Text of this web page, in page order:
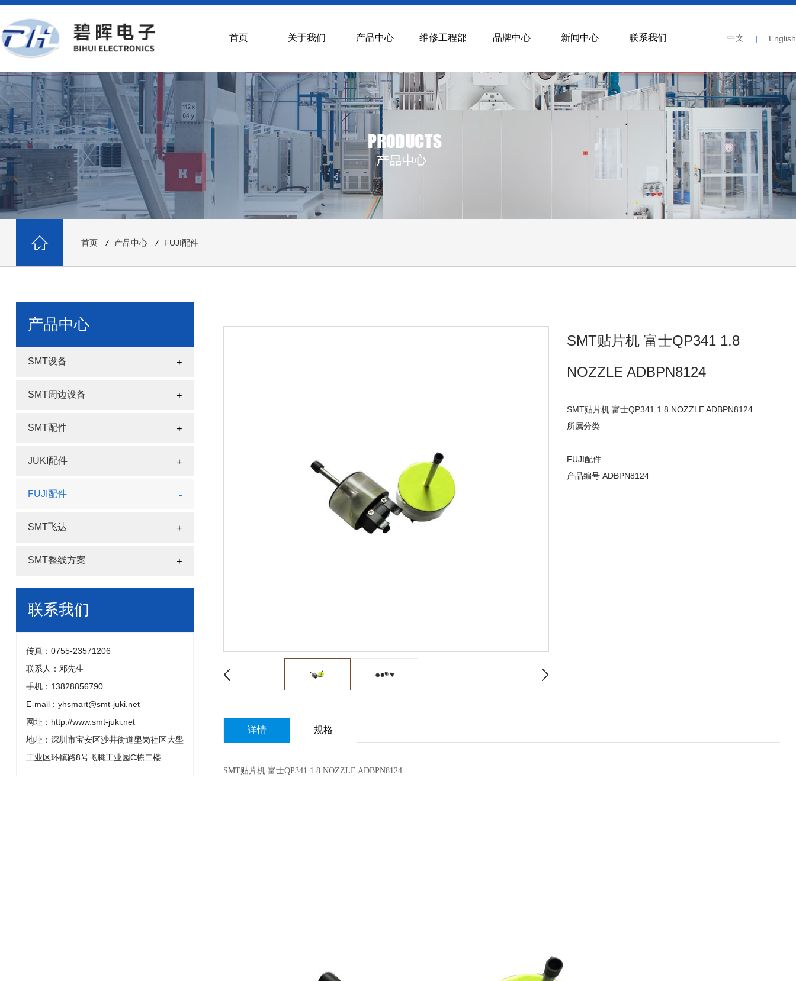
首页 关于我们 产品中心 维修工程部 品牌中心 新闻中心 联系我们 中文 | English
首页 / 产品中心 / FUJI配件
产品中心
SMT设备
SMT周边设备
SMT配件
JUKI配件
FUJI配件
SMT飞达
SMT整线方案
联系我们
传真：0755-23571206
联系人：邓先生
手机：13828856790
E-mail：yhsmart@smt-juki.net
网址：http://www.smt-juki.net
地址：深圳市宝安区沙井街道壆岗社区大壆
工业区环镇路8号飞腾工业园C栋二楼
SMT贴片机 富士QP341 1.8
NOZZLE ADBPN8124
SMT贴片机 富士QP341 1.8 NOZZLE ADBPN8124
所属分类
FUJI配件
产品编号 ADBPN8124
详情 规格
SMT贴片机 富士QP341 1.8 NOZZLE ADBPN8124